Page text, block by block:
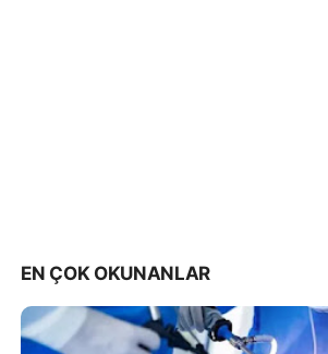
EN ÇOK OKUNANLAR